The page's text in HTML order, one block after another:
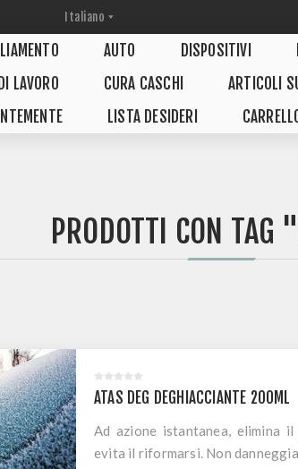
AUTO DISPOSITIVI
LAVORO CURA CASCHI
ARTICOLI
LISTA DESIDERI
PRODOTTI CON
ATAS DEG DEGHIACCIANTE 200ML
Ad azione istantanea, elimina
evita il riformarsi. Non